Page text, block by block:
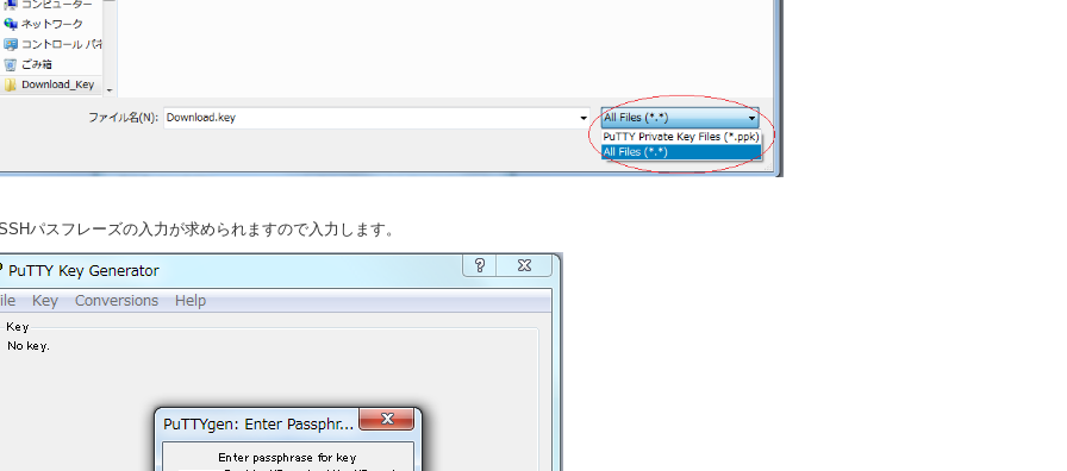
パスフレーズの入力が求められますので入力します。